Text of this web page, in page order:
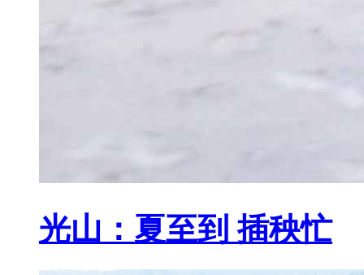
光山：夏至到 插秧忙